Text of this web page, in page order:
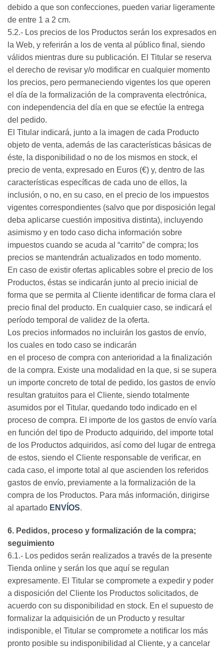
debido a que son confecciones, pueden variar ligeramente
de entre 1 a 2 cm.
5.2.- Los precios de los Productos serán los expresados en
la Web, y referirán a los de venta al público final, siendo
válidos mientras dure su publicación. El Titular se reserva
el derecho de revisar y/o modificar en cualquier momento
los precios, pero permaneciendo vigentes los que operen
el día de la formalización de la compraventa electrónica,
con independencia del día en que se efectúe la entrega
del pedido.
El Titular indicará, junto a la imagen de cada Producto
objeto de venta, además de las características básicas de
éste, la disponibilidad o no de los mismos en stock, el
precio de venta, expresado en Euros (€) y, dentro de las
características específicas de cada uno de ellos, la
inclusión, o no, en su caso, en el precio de los impuestos
vigentes correspondientes (salvo que por disposición legal
deba aplicarse cuestión impositiva distinta), incluyendo
asimismo y en todo caso dicha información sobre
impuestos cuando se acuda al “carrito” de compra; los
precios se mantendrán actualizados en todo momento.
En caso de existir ofertas aplicables sobre el precio de los
Productos, éstas se indicarán junto al precio inicial de
forma que se permita al Cliente identificar de forma clara el
precio final del producto. En cualquier caso, se indicará el
período temporal de validez de la oferta.
Los precios informados no incluirán los gastos de envío,
los cuales en todo caso se indicarán
en el proceso de compra con anterioridad a la finalización
de la compra. Existe una modalidad en la que, si se supera
un importe concreto de total de pedido, los gastos de envío
resultan gratuitos para el Cliente, siendo totalmente
asumidos por el Titular, quedando todo indicado en el
proceso de compra. El importe de los gastos de envío varía
en función del tipo de Producto adquirido, del importe total
de los Productos adquiridos, así como del lugar de entrega
de estos, siendo el Cliente responsable de verificar, en
cada caso, el importe total al que ascienden los referidos
gastos de envío, previamente a la formalización de la
compra de los Productos. Para más información, dirigirse
al apartado ENVÍOS.
6. Pedidos, proceso y formalización de la compra;
seguimiento
6.1.- Los pedidos serán realizados a través de la presente
Tienda online y serán los que aquí se regulan
expresamente. El Titular se compromete a expedir y poder
a disposición del Cliente los Productos solicitados, de
acuerdo con su disponibilidad en stock. En el supuesto de
formalizar la adquisición de un Producto y resultar
indisponible, el Titular se compromete a notificar los más
pronto posible su indisponibilidad al Cliente, y a cancelar